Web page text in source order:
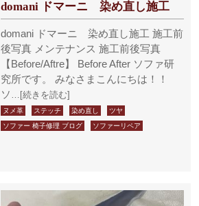
domani ドマーニ 染め直し施工
domani ドマーニ 染め直し施工 施工前
後写真 メンテナンス 施工前後写真
【Before/Aftre】 Before After ソファ研
究所です。 みなさまこんにちは！！
ソ
…[続きを読む]
ヌメ革 ステッチ 染め直し
ツヤ
ソファー 椅子修理 ブログ
ソファーリペア